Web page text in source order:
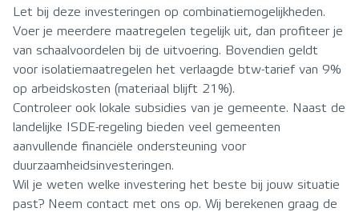
Let bij deze investeringen op combinatiemogelijkheden.
Voer je meerdere maatregelen tegelijk uit, dan profiteer je
van schaalvoordelen bij de uitvoering. Bovendien geldt
voor isolatiemaatregelen het verlaagde btw-tarief van 9%
op arbeidskosten (materiaal blijft 21%).
Controleer ook lokale subsidies van je gemeente. Naast de
landelijke ISDE-regeling bieden veel gemeenten
aanvullende financiële ondersteuning voor
duurzaamheidsinvesteringen.
Wil je weten welke investering het beste bij jouw situatie
past? Neem contact met ons op. Wij berekenen graag de